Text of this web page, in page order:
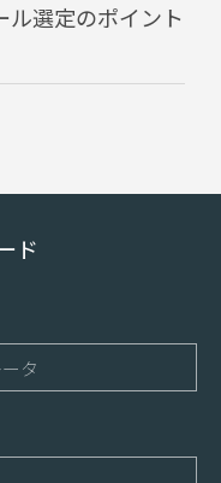
ル選定のポイント
ド